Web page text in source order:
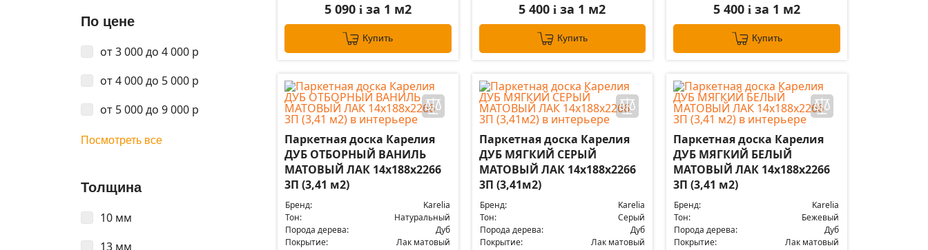
По цене
от 3 000 до 4 000 р
от 4 000 до 5 000 р
от 5 000 до 9 000 р
Посмотреть все
Толщина
10 мм
13 мм
5 090 iза 1 м2
Купить
5 400i за 1 м2
Купить
5 400i за 1 м2
Купить
Паркетная доска Карелия
ДУБ ОТБОРНЫЙ ВАНИЛЬ
МАТОВЫЙ ЛАК 14x188x2266
3П (3,41 м2)
Бренд:
Karelia
Тон:
Натуральный
Порода дерева:
Дуб
Покрытие:
Лак матовый
Паркетная доска Карелия
ДУБ МЯГКИЙ СЕРЫЙ
МАТОВЫЙ ЛАК 14x188x2266
3П (3,41м2)
Бренд:
Karelia
Тон:
Серый
Порода дерева:
Дуб
Покрытие:
Лак матовый
Паркетная доска Карелия
ДУБ МЯГКИЙ БЕЛЫЙ
МАТОВЫЙ ЛАК 14x188x2266
3П (3,41 м2)
Бренд:
Karelia
Тон:
Бежевый
Порода дерева:
Дуб
Покрытие:
Лак матовый